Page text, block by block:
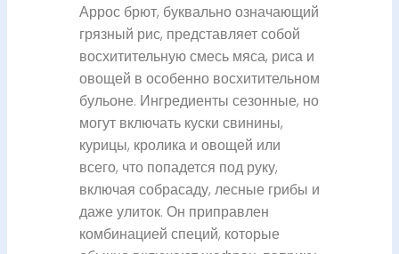
Аррос брют, буквально означающий
грязный рис, представляет собой
восхитительную смесь мяса, риса и
овощей в особенно восхитительном
бульоне. Ингредиенты сезонные, но
могут включать куски свинины,
курицы, кролика и овощей или
всего, что попадется под руку,
включая собрасаду, лесные грибы и
даже улиток. Он приправлен
комбинацией специй, которые